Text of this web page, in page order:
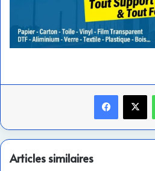
Facebook
X
Articles similaires